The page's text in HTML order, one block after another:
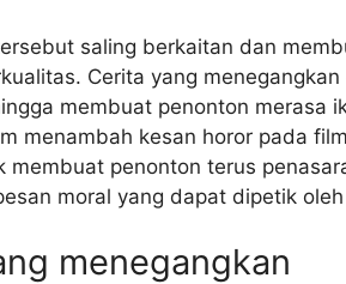
saling berkaitan dan
Cerita yang
membuat penonton merasa
menambah kesan horor pada
membuat penonton terus
moral yang dapat dipetik
menegangkan